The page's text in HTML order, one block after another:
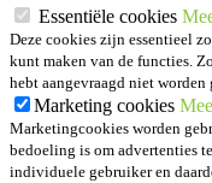
Essentiële cookies
Deze cookies zijn essentieel
kunt maken van de functies.
hebt aangevraagd niet worden
Marketing cookies
Marketingcookies worden
bedoeling is om advertenties
individuele gebruiker en